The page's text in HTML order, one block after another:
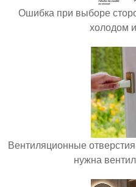
Ошибка при выборе
холодом
Вентиляционные
нужна